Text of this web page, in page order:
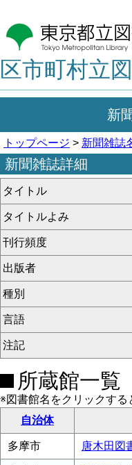
区市町村立
新
トップページ > 新聞雑誌
新聞雑誌詳細
タイトル
タイトルよみ
刊行頻度
出版者
種別
言語
注記
所蔵館一覧
※図書館名をクリックす
自治体
多摩市 唐木田図